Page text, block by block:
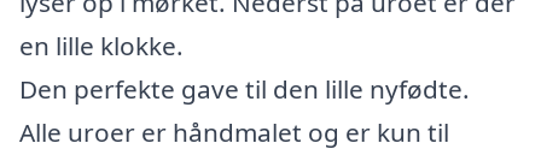
en lille klokke.
Den perfekte gave til den lille nyfødte.
Alle uroer er håndmalet og er kun til